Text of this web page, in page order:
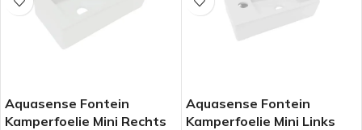
Aquasense Fontein
Kamperfoelie Mini Rechts
Aquasense Fontein
Kamperfoelie Mini Links